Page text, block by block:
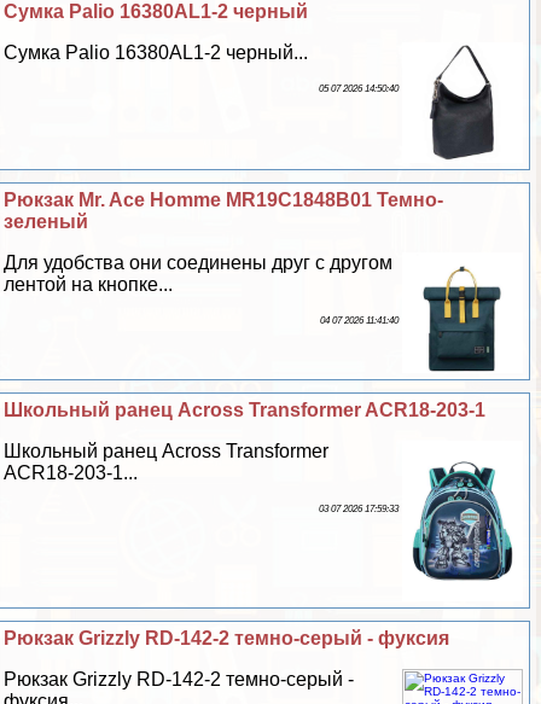
Сумка Palio 16380AL1-2 черный
Сумка Palio 16380AL1-2 черный...
05 07 2026 14:50:40
Рюкзак Mr. Ace Homme MR19C1848B01 Темно-
зеленый
Для удобства они соединены друг с другом
лентой на кнопке...
04 07 2026 11:41:40
Школьный ранец Across Transformer ACR18-203-1
Школьный ранец Across Transformer
ACR18-203-1...
03 07 2026 17:59:33
Рюкзак Grizzly RD-142-2 темно-серый - фуксия
Рюкзак Grizzly RD-142-2 темно-серый -